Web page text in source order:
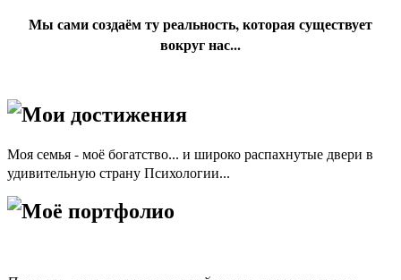
Мы сами создаём ту реальность, которая существует
вокруг нас...
Мои достижения
Моя семья - моё богатство... и широкораспахнутые двери в
удивительную страну Психологии...
Моё портфолио